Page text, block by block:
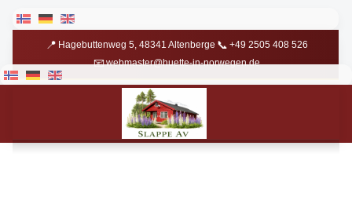
Sprache auswählen
📍 Hagebuttenweg 5, 48341 Altenberge 📞 +49 2505 408 526
📧webmaster@huette-in-norwegen.de
Sprache auswählen
Hagebuttenweg 5, 48341 Altenberge
webmaster@huette-in-norwegen.de